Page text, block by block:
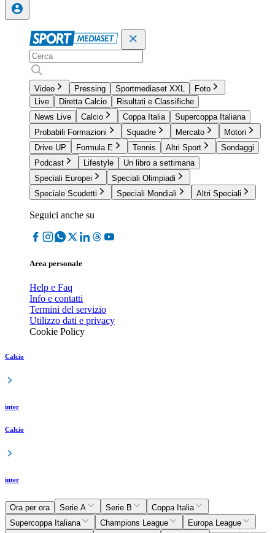
Video Pressing Sportmediaset XXL
Foto
Live
Diretta Calcio
Risultati e Classifiche
News Live
Calcio Coppa Italia
Supercoppa Italiana
Probabili Formazioni
Squadre Mercato
Motori
Drive UP
Formula E Tennis Altri Sport
Sondaggi
Podcast
Lifestyle
Un libro a settimana
Speciali Europei
Speciali Olimpiadi
Speciale Scudetti
Speciali Mondiali Altri Speciali
Seguici anche su
Area personale
Help e Faq
Info e contatti
Termini del servizio
Utilizzo dati e privacy
Cookie Policy
Calcio
inter
Calcio
inter
Ora per ora Serie A Serie B
Coppa Italia
Supercoppa Italiana
Champions League
Europa League